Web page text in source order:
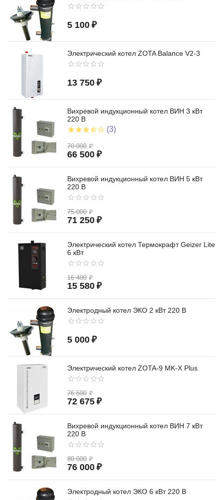
5 100 ₽
Электрический котел ZOTA Balance V2-3
13 750 ₽
Вихревой индукционный котел ВИН 3 кВт
220 В
(3)
70 000 ₽
66 500 ₽
Вихревой индукционный котел ВИН 5 кВт
220 В
75 000 ₽
71 250 ₽
Электрический котел Термокрафт Geizer Lite
6 кВт
16 400 ₽
15 580 ₽
Электродный котел ЭКО 2 кВт 220 В
5 000 ₽
Электрический котел ZOTA-9 MK-X Plus
76 500 ₽
72 675 ₽
Вихревой индукционный котел ВИН 7 кВт
220 В
80 000 ₽
76 000 ₽
Электродный котел ЭКО 6 кВт 220 В